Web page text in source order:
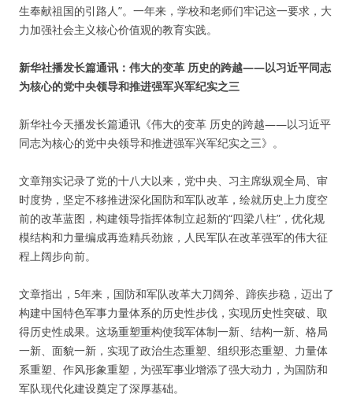
生奉献祖国的引路人”。一年来，学校和老师们牢记这一要求，大
力加强社会主义核心价值观的教育实践。
新华社播发长篇通讯：伟大的变革 历史的跨越——以习近平同志
为核心的党中央领导和推进强军兴军纪实之三
新华社今天播发长篇通讯《伟大的变革 历史的跨越——以习近平
同志为核心的党中央领导和推进强军兴军纪实之三》。
文章翔实记录了党的十八大以来，党中央、习主席纵观全局、审
时度势，坚定不移推进深化国防和军队改革，绘就历史上力度空
前的改革蓝图，构建领导指挥体制立起新的“四梁八柱”，优化规
模结构和力量编成再造精兵劲旅，人民军队在改革强军的伟大征
程上阔步向前。
文章指出，5年来，国防和军队改革大刀阔斧、蹄疾步稳，迈出了
构建中国特色军事力量体系的历史性步伐，实现历史性突破、取
得历史性成果。这场重塑重构使我军体制一新、结构一新、格局
一新、面貌一新，实现了政治生态重塑、组织形态重塑、力量体
系重塑、作风形象重塑，为强军事业增添了强大动力，为国防和
军队现代化建设奠定了深厚基础。